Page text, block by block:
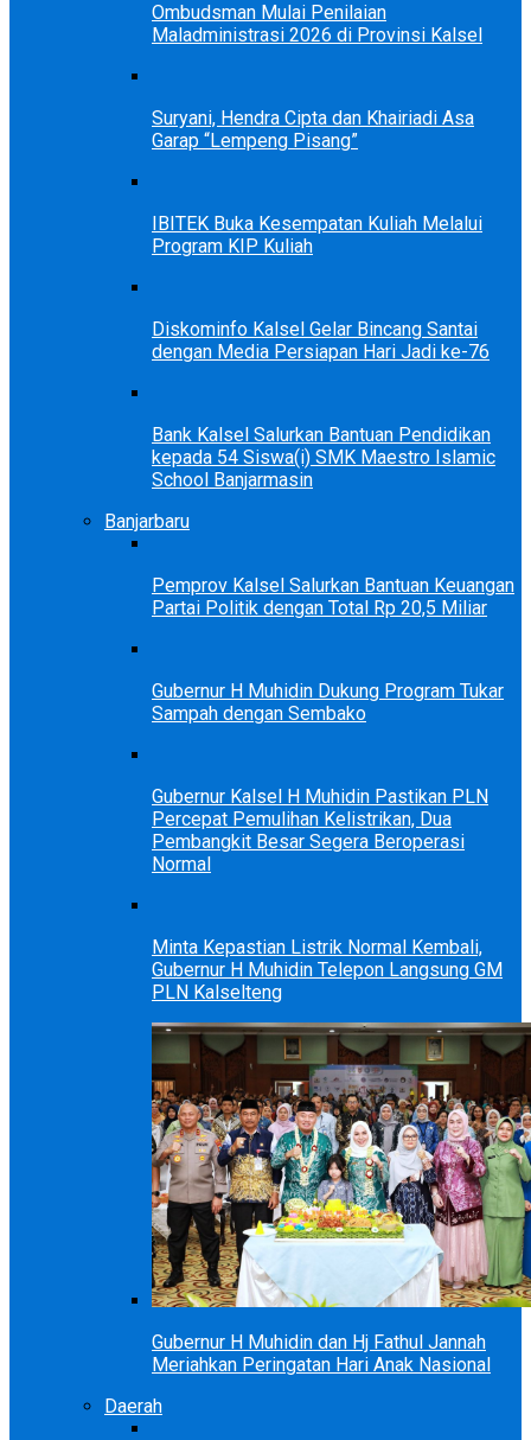
Ombudsman Mulai Penilaian
Maladministrasi 2026 di Provinsi Kalsel
Suryani, Hendra Cipta dan Khairiadi Asa
Garap “Lempeng Pisang”
IBITEK Buka Kesempatan Kuliah Melalui
Program KIP Kuliah
Diskominfo Kalsel Gelar Bincang Santai
dengan Media Persiapan Hari Jadi ke-76
Bank Kalsel Salurkan Bantuan Pendidikan
kepada 54 Siswa(i) SMK Maestro Islamic
School Banjarmasin
Banjarbaru
Pemprov Kalsel Salurkan Bantuan Keuangan
Partai Politik dengan Total Rp 20,5 Miliar
Gubernur H Muhidin Dukung Program Tukar
Sampah dengan Sembako
Gubernur Kalsel H Muhidin Pastikan PLN
Percepat Pemulihan Kelistrikan, Dua
Pembangkit Besar Segera Beroperasi
Normal
Minta Kepastian Listrik Normal Kembali,
Gubernur H Muhidin Telepon Langsung GM
PLN Kalselteng
Gubernur H Muhidin dan Hj Fathul Jannah
Meriahkan Peringatan Hari Anak Nasional
Daerah